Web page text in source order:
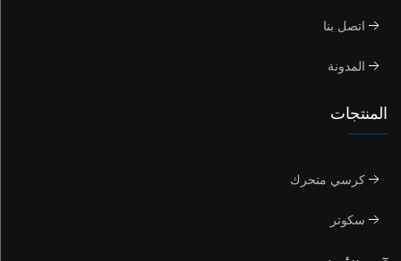
اتصل بنا
المدونة
المنتجات
كرسي متحرك
سكوتر